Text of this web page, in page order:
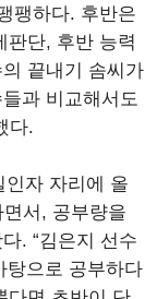
팽하다. 후반은
판단, 후반 능력
끝내기 솜씨가
과 비교해서도
다.
인자 자리에 올
서, 공부량을
. “김은지 선수
탕으로 공부하다